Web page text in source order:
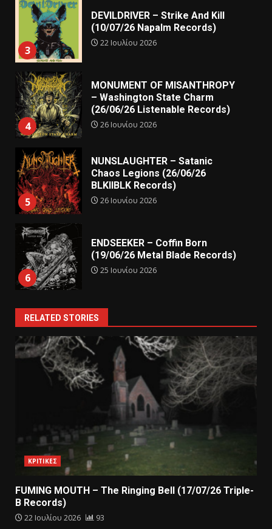
3
DEVILDRIVER – Strike And Kill
(10/07/26 Napalm Records)
22 Ιουλίου 2026
4
MONUMENT OF MISANTHROPY
– Washington State Charm
(26/06/26 Listenable Records)
26 Ιουνίου 2026
5
NUNSLAUGHTER – Satanic
Chaos Legions (26/06/26
BLKIIBLK Records)
26 Ιουνίου 2026
6
ENDSEEKER – Coffin Born
(19/06/26 Metal Blade Records)
25 Ιουνίου 2026
RELATED STORIES
ΚΡΙΤΙΚΕΣ
FUMING MOUTH – The Ringing Bell (17/07/26 Triple-
B Records)
22 Ιουλίου 2026 93